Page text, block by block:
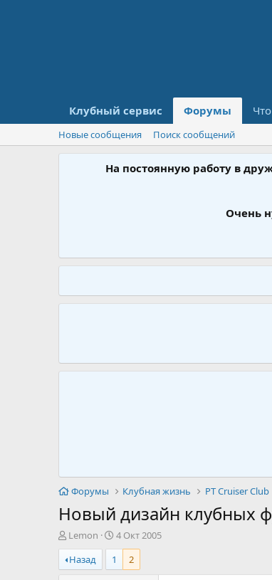
Клубный сервис Форумы
Новые сообщения Поиск сообщений
На постоянную работу в
Очень
Форумы Клубная жизнь PT Cruiser Club
Новый дизайн клубных
А
в
т
о
Lemon
Д
а
а
4 Окт 2005
Назад
1 2